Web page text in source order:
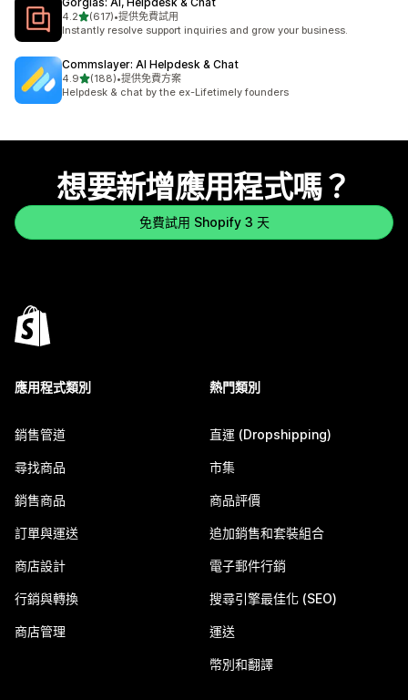
4.2滿分 5 顆星
(617)
共有 617 則評價
•提供免費試用
Instantly resolve support inquiries and grow your business.
Commslayer: AI Helpdesk & Chat
4.9滿分 5 顆星
(188)
共有 188 則評價
•提供免費方案
Helpdesk & chat by the ex-Lifetimely founders
想要新增應用程式嗎？
免費試用 Shopify 3 天
應用程式類別
銷售管道
尋找商品
銷售商品
訂單與運送
商店設計
行銷與轉換
商店管理
熱門類別
直運 (Dropshipping)
市集
商品評價
追加銷售和套裝組合
電子郵件行銷
搜尋引擎最佳化 (SEO)
運送
幣別和翻譯